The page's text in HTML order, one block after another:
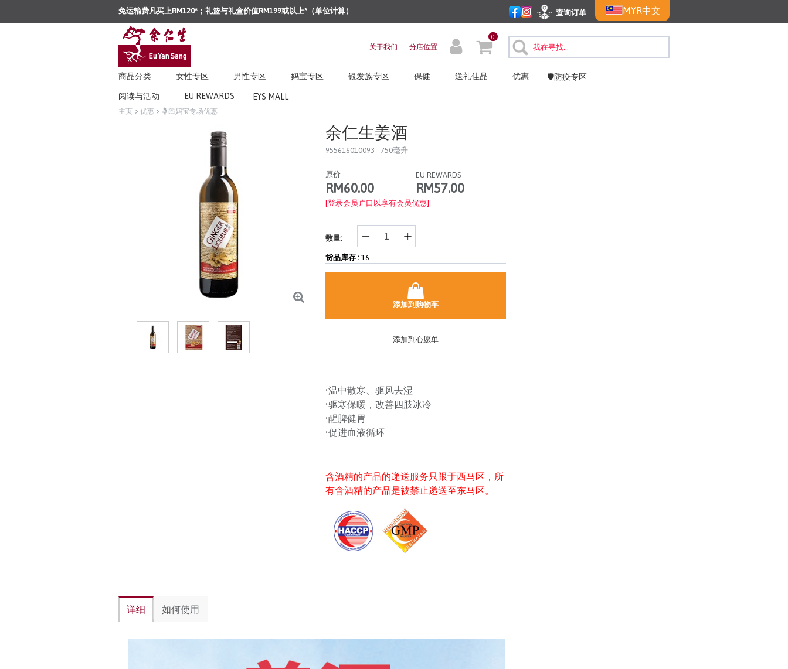
免运输费凡买上RM120*；礼篮与礼盒价值RM199或以上*（单位计算） 查询订单 MYR中文
关于我们 分店位置
0
商品分类 女性专区 男性专区 妈宝专区 银发族专区 保健 送礼佳品 优惠 🛡️防疫专区
阅读与活动 EU REWARDS EYS MALL
主页 优惠 🤱🏻妈宝专场优惠
余仁生姜酒
955616010093 - 750毫升
原价
RM60.00
EU REWARDS
RM57.00
[登录会员户口以享有会员优惠]
数量:
货品库存 : 16
添加到购物车
添加到心愿单
•温中散寒、驱风去湿
•驱寒保暖，改善四肢冰冷
•醒脾健胃
•促进血液循环
含酒精的产品的递送服务只限于西马区，所
有含酒精的产品是被禁止递送至东马区。
详细 如何使用